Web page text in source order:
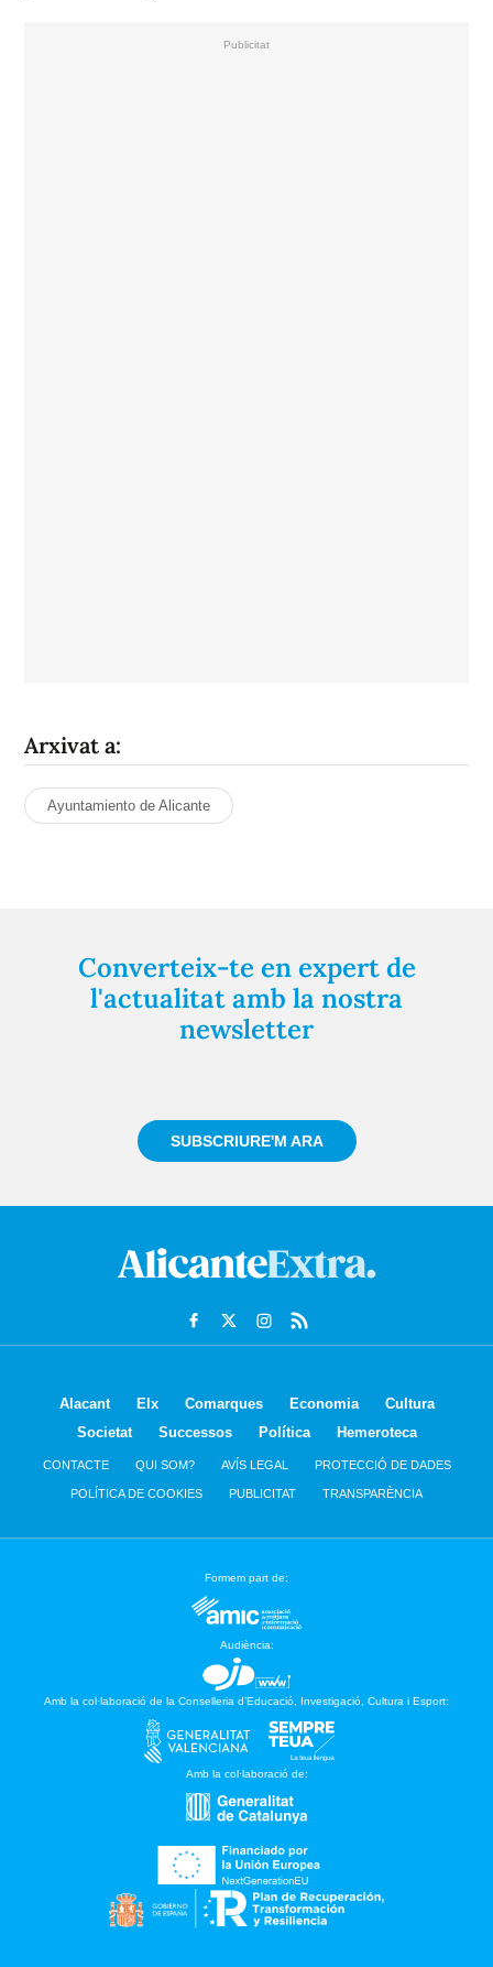
Arxivat a:
Ayuntamiento de Alicante
Converteix-te en expert de
l'actualitat amb la nostra
newsletter
SUBSCRIURE'M ARA
Alacant Elx Comarques Economia
Cultura
Societat
Successos Política Hemeroteca
CONTACTE QUI SOM? AVÍS LEGAL PROTECCIÓ DE DADES
POLÍTICA DE COOKIES PUBLICITAT TRANSPARÈNCIA
Formem part de:
Audiència:
Amb la col·laboració de la Conselleria d’Educació, Investigació, Cultura i Esport:
Amb la col·laboració de: